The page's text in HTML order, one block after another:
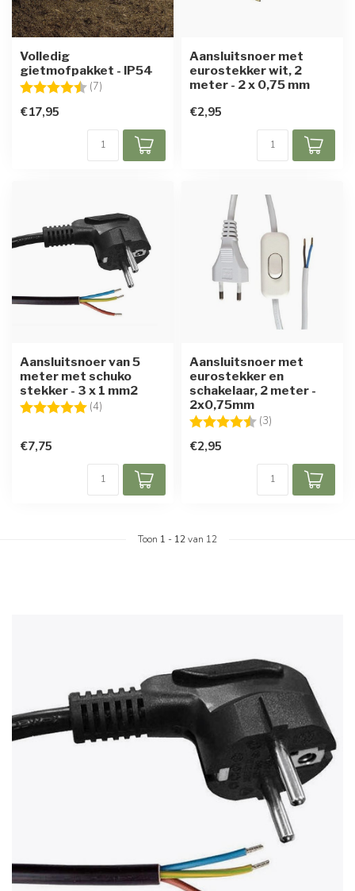
Volledig
gietmofpakket - IP54
Beoordeling: (7)
€17,95
Aansluitsnoer met
eurostekker wit, 2
meter - 2 x 0,75 mm
€2,95
Aansluitsnoer van 5
meter met schuko
stekker - 3 x 1 mm2
Beoordeling: (4)
€7,75
Aansluitsnoer met
eurostekker en
schakelaar, 2 meter -
2x0,75mm
Beoordeling: (3)
€2,95
Toon 1 - 12van 12